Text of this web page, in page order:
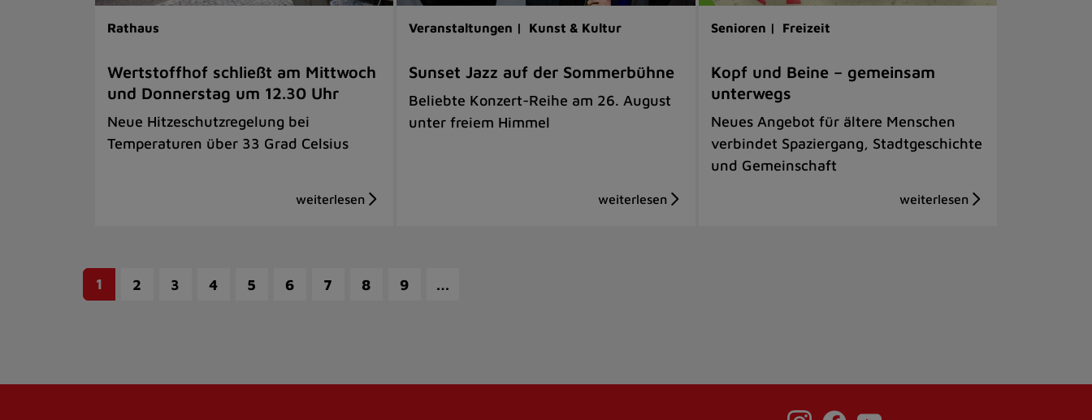
Rathaus
Wertstoffhof schließt am Mittwoch
und Donnerstag um 12.30 Uhr
Neue Hitzeschutzregelung bei
Temperaturen über 33 Grad Celsius
Veranstaltungen | Kunst & Kultur
Sunset Jazz auf der Sommerbühne
Beliebte Konzert-Reihe am 26. August
unter freiem Himmel
Senioren | Freizeit
Kopf und Beine – gemeinsam
unterwegs
Neues Angebot für ältere Menschen
verbindet Spaziergang, Stadtgeschichte
und Gemeinschaft
1 2 3 4 5 6 7 8 9 …